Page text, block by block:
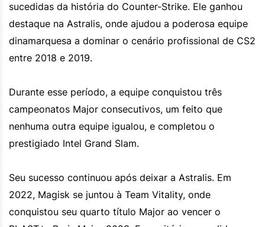
sucedidas da história do Counter-Strike. Ele ganhou
destaque na Astralis, onde ajudou a poderosa equipe
dinamarquesa a dominar o cenário profissional de CS2
entre 2018 e 2019.
Durante esse período, a equipe conquistou três
campeonatos Major consecutivos, um feito que
nenhuma outra equipe igualou, e completou o
prestigiado Intel Grand Slam.
Seu sucesso continuou após deixar a Astralis. Em
2022, Magisk se juntou à Team Vitality, onde
conquistou seu quarto título Major ao vencer o